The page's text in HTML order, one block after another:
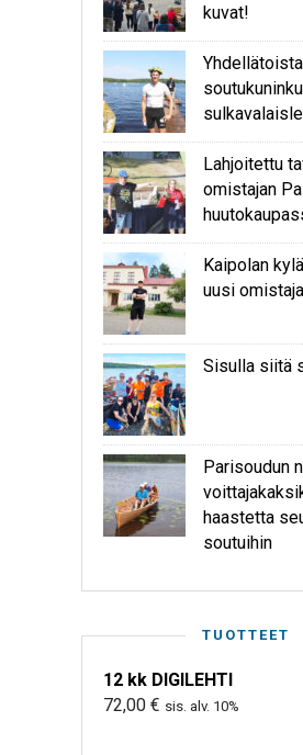
kuvat!
Yhdellätoista
Lahjoitettu
omistajan
Kaipolan
uusi omistaja
Sisulla siitä
Parisoudun
haastetta
soutuihin
TUOTTEET
12 kk DIGILEHTI
72,00 € sis. alv. 10%